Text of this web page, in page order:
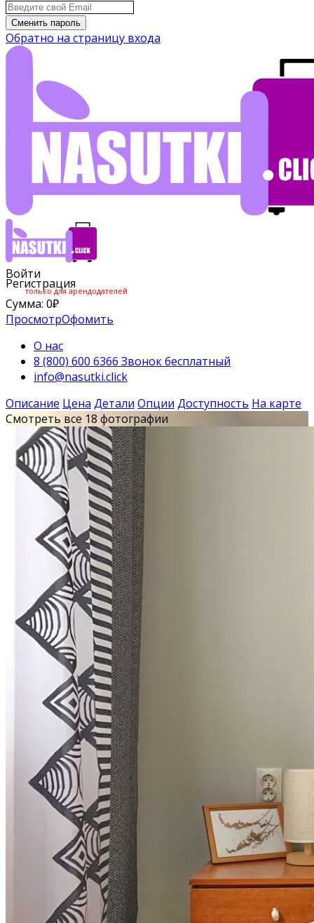
Сменить пароль
Обратно на страницу входа
Войти
Регистрация
только для арендодателей
Сумма: 0₽
ПросмотрОфомить
О нас
8 (800) 600 6366 Звонок бесплатный
info@nasutki.click
Описание Цена Детали Опции Доступность На карте
Смотреть все 18 фотографии